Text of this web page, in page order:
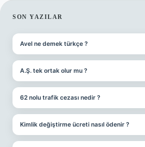
SIDEBAR
SON YAZILAR
Avel ne demek türkçe ?
A.Ş. tek ortak olur mu ?
62 nolu trafik cezası nedir ?
Kimlik değiştirme ücreti nasıl ödenir ?